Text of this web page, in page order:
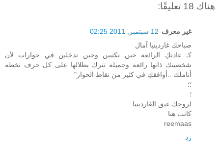
هناك 18 تعليقًا:
غير معرف 12 سبتمبر, 2011 02:25
صباحك غاردينيا آمال
كـ عادتكِ الرائعة حين تكتبين وحين تدخلين في حوارات لأن
شخصيتك ذاتها رائعة وجميلة تترك بظلالها على كل حرف تخطه
أناملك ..أوافقكِ في كثير من نقاط الحوار"
؛؛
؛
لروحك عبق الغاردينيا
كانت هنا
reemaas
رد